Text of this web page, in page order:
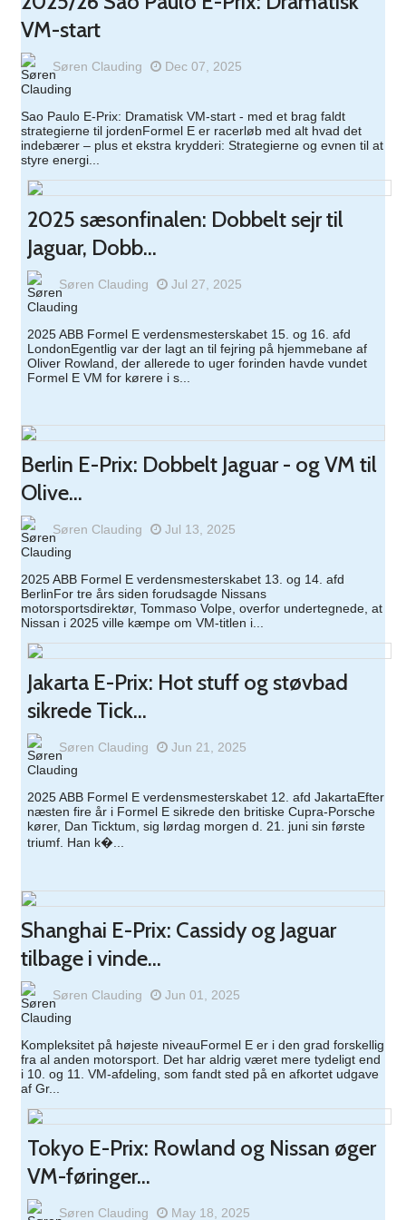
VM-start
Søren Clauding Dec 07, 2025
Sao Paulo E-Prix: Dramatisk VM-start - med et brag faldt
strategierne til jordenFormel E er racerløb med alt hvad det
indebærer – plus et ekstra krydderi: Strategierne og evnen til at
styre energi...
2025 sæsonfinalen: Dobbelt sejr til
Jaguar, Dobb...
Søren Clauding Jul 27, 2025
2025 ABB Formel E verdensmesterskabet 15. og 16. afd
LondonEgentlig var der lagt an til fejring på hjemmebane af
Oliver Rowland, der allerede to uger forinden havde vundet
Formel E VM for kørere i s...
Berlin E-Prix: Dobbelt Jaguar - og VM til
Olive...
Søren Clauding Jul 13, 2025
2025 ABB Formel E verdensmesterskabet 13. og 14. afd
BerlinFor tre års siden forudsagde Nissans
motorsportsdirektør, Tommaso Volpe, overfor undertegnede, at
Nissan i 2025 ville kæmpe om VM-titlen i...
Jakarta E-Prix: Hot stuff og støvbad
sikrede Tick...
Søren Clauding Jun 21, 2025
2025 ABB Formel E verdensmesterskabet 12. afd JakartaEfter
næsten fire år i Formel E sikrede den britiske Cupra-Porsche
kører, Dan Ticktum, sig lørdag morgen d. 21. juni sin første
triumf. Han k�...
Shanghai E-Prix: Cassidy og Jaguar
tilbage i vinde...
Søren Clauding Jun 01, 2025
Kompleksitet på højeste niveauFormel E er i den grad forskellig
fra al anden motorsport. Det har aldrig været mere tydeligt end
i 10. og 11. VM-afdeling, som fandt sted på en afkortet udgave
af Gr...
Tokyo E-Prix: Rowland og Nissan øger
VM-føringer...
Søren Clauding May 18, 2025